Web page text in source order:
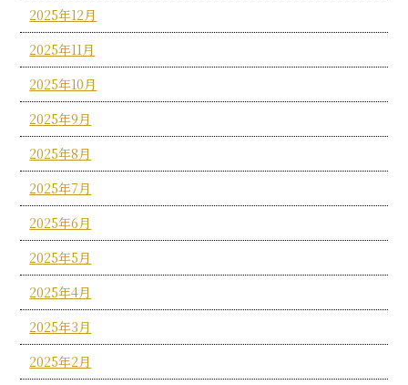
2025年12月
2025年11月
2025年10月
2025年9月
2025年8月
2025年7月
2025年6月
2025年5月
2025年4月
2025年3月
2025年2月